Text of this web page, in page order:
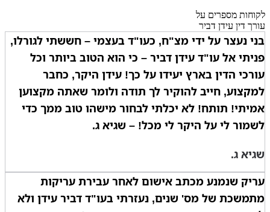
לקוחות מספרים על
עורך דין עידן דביר
בני נעצר על ידי מצ"ח, כעו"ד בעצמי – חששתי לגורלו,
פניתי אל עו"ד עידן דביר – כי הוא הטוב ביותר וכל
עורכי הדין בארץ יעידו על כך! עידן היקר, כחבר
למקצוע, חייב להוקיר לך תודה ולומר שאתה מקצוען
אמיתי! תותח! לא יכלתי לבחור מישהו טוב ממך כדי
לשמור לי על היקר לי מכל! – שגיא ג.
שגיא ג.
עריק שנמנע מכתב אישום לאחר עבירת עריקות
מתמשכת של מס' שנים, נעזרתי בעו"ד דביר עידן ולא